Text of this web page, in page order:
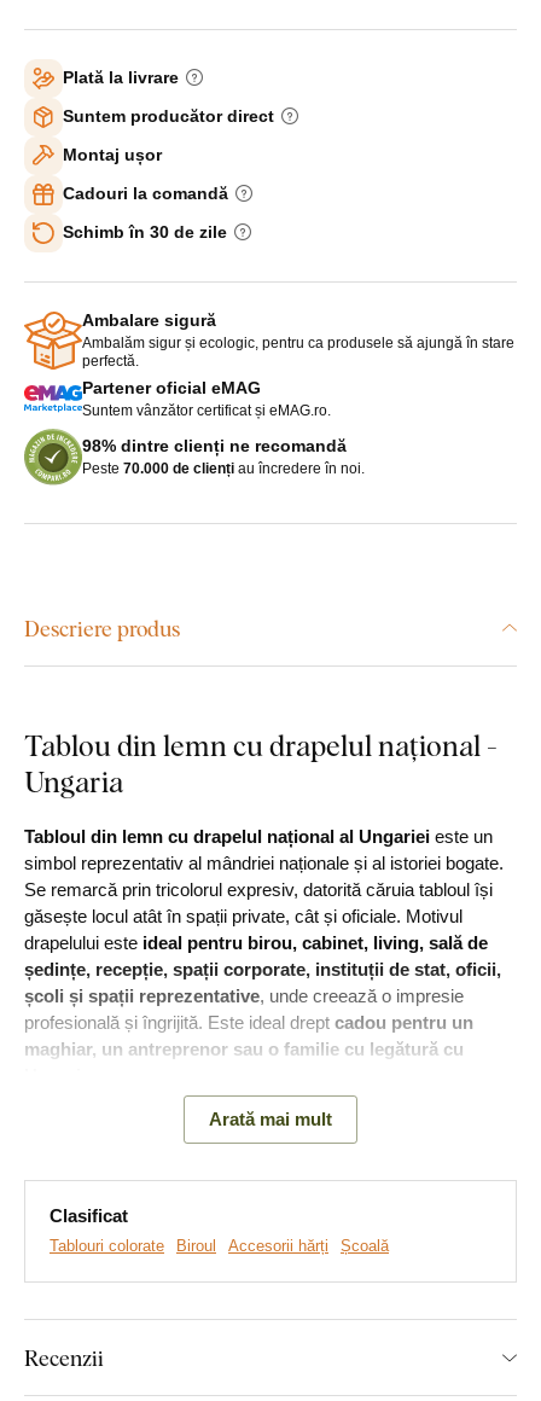
Plată la livrare
Suntem producător direct
Montaj ușor
Cadouri la comandă
Schimb în 30 de zile
Ambalare sigură
Ambalăm sigur și ecologic, pentru ca produsele să ajungă în stare
perfectă.
Partener oficial eMAG
Suntem vânzător certificat și eMAG.ro.
98% dintre clienți ne recomandă
Peste 70.000 de clienți au încredere în noi.
Descriere produs
Tablou din lemn cu drapelul național -
Ungaria
Tabloul din lemn cu drapelul național al Ungariei este un
simbol reprezentativ al mândriei naționale și al istoriei bogate.
Se remarcă prin tricolorul expresiv, datorită căruia tabloul își
găsește locul atât în spații private, cât și oficiale. Motivul
drapelului este ideal pentru birou, cabinet, living, sală de
ședințe, recepție, spații corporate, instituții de stat, oficii,
școli și spații reprezentative, unde creează o impresie
profesională și îngrijită. Este ideal drept cadou pentru un
maghiar, un antreprenor sau o familie cu legătură cu
Arată mai mult
Clasificat
Tablouri colorate Biroul Accesorii hărți Școală
Recenzii